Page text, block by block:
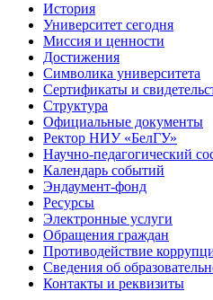
История
Университет сегодня
Миссия и ценности
Достижения
Символика университета
Сертификаты и
Структура
Официальные документы
Ректор НИУ «БелГУ»
Научно-педагогический
Календарь событий
Эндаумент-фонд
Ресурсы
Электронные услуги
Обращения граждан
Противодействие
Сведения об
Контакты и реквизиты